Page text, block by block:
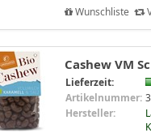
Wunschliste
Cashew VM
Lieferzeit:
Artikelnummer:
Hersteller: